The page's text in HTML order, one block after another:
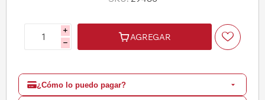
i
h
AGREGAR
¿Cómo lo puedo pagar?